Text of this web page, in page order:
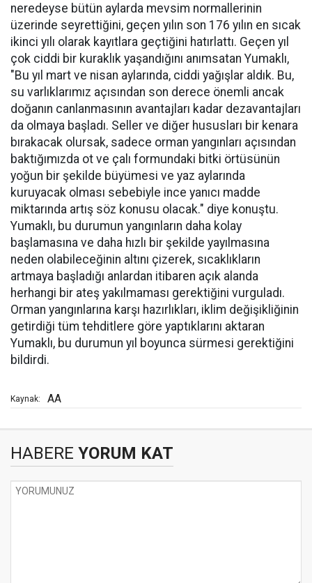
neredeyse bütün aylarda mevsim normallerinin
üzerinde seyrettiğini, geçen yılın son 176 yılın en sıcak
ikinci yılı olarak kayıtlara geçtiğini hatırlattı. Geçen yıl
çok ciddi bir kuraklık yaşandığını anımsatan Yumaklı,
"Bu yıl mart ve nisan aylarında, ciddi yağışlar aldık. Bu,
su varlıklarımız açısından son derece önemli ancak
doğanın canlanmasının avantajları kadar dezavantajları
da olmaya başladı. Seller ve diğer hususları bir kenara
bırakacak olursak, sadece orman yangınları açısından
baktığımızda ot ve çalı formundaki bitki örtüsünün
yoğun bir şekilde büyümesi ve yaz aylarında
kuruyacak olması sebebiyle ince yanıcı madde
miktarında artış söz konusu olacak." diye konuştu.
Yumaklı, bu durumun yangınların daha kolay
başlamasına ve daha hızlı bir şekilde yayılmasına
neden olabileceğinin altını çizerek, sıcaklıkların
artmaya başladığı anlardan itibaren açık alanda
herhangi bir ateş yakılmaması gerektiğini vurguladı.
Orman yangınlarına karşı hazırlıkları, iklim değişikliğinin
getirdiği tüm tehditlere göre yaptıklarını aktaran
Yumaklı, bu durumun yıl boyunca sürmesi gerektiğini
bildirdi.
Kaynak: AA
HABERE YORUM KAT